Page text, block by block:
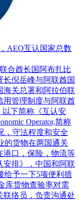
AEO互认国家总数
合酋长国阿布扎比
长倪岳峰与阿联酋国
海关总署和阿拉伯联
用管理制度与阿联酋
以下简称《互认安
Operator,简称
，守法程度和安全
的货物在两国通关
港口，保险，物流等
安排》，中国和阿联
给予一下5项便利措
库货物查验率对需
联络员，负责沟通处